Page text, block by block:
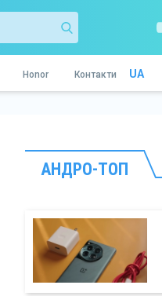
Honor Контакти UA
АНДРО-ТОП